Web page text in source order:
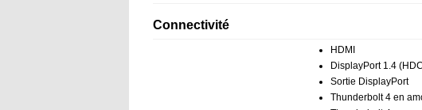
Connectivité
HDMI
DisplayPort 1.4
Sortie DisplayPort
Thunderbolt 4 en